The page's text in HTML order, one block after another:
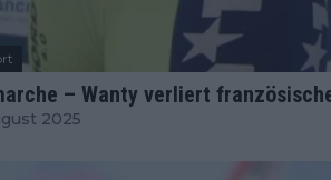
– Wanty verliert
2025